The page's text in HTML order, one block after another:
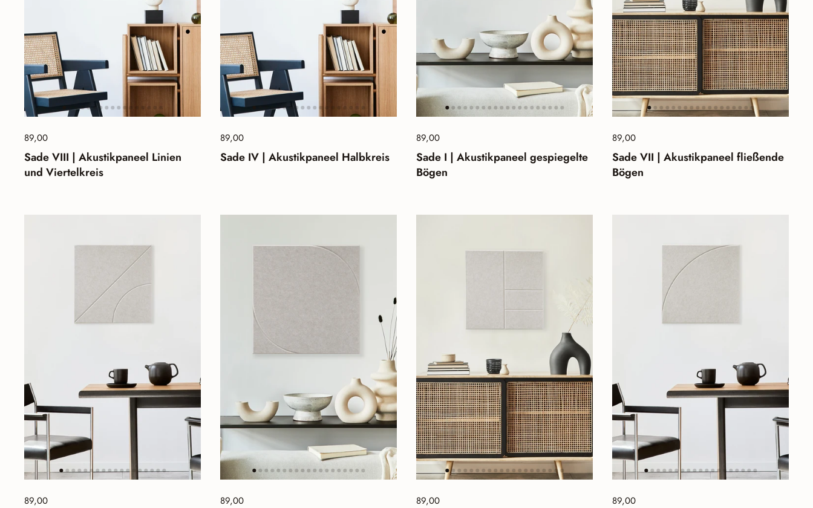
Preis:
89,00
Sade VIII | Akustikpaneel Linien
und Viertelkreis
Preis:
89,00
Sade IV | Akustikpaneel Halbkreis
Preis:
89,00
Sade I | Akustikpaneel gespiegelte
Bögen
Preis:
89,00
Sade VII | Akustikpaneel fließende
Bögen
Preis:
89,00 Preis:
89,00 Preis:
89,00 Preis:
89,00